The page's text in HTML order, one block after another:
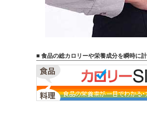
■ 食品の総カロリーや栄養成分を瞬時に